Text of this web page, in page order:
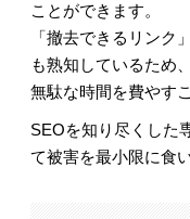
ことができます。
「撤去できるリンク
も熟知しているため
無駄な時間を費やす
SEOを知り尽くした
て被害を最小限に食